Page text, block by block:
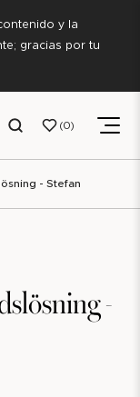
y la
gracias por tu
0
- Stefan
-